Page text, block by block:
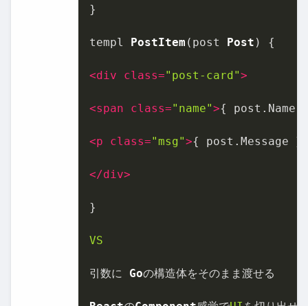
}
templ PostItem (post Post ) {
<div class="post-card">
<span class="name">{ post.Name
<p class="msg">{ post.Message }
</div>
}
VS
引数に Goの構造体をそのまま渡せる